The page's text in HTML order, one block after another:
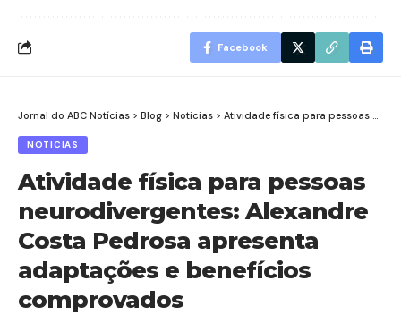
Facebook
Jornal do ABC Notícias > Blog > Noticias > Atividade física para pessoas neurodivergentes: Alexandre Costa Pedrosa apresenta adaptações e benefícios comprovados
NOTICIAS
Atividade física para pessoas
neurodivergentes: Alexandre
Costa Pedrosa apresenta
adaptações e benefícios
comprovados